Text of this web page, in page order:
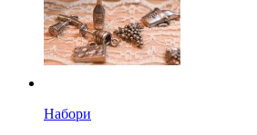
Набори